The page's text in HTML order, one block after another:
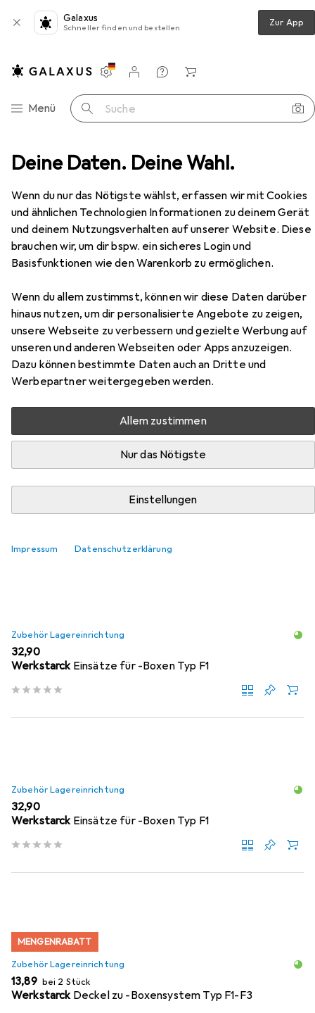
Deine Daten. Deine Wahl.
Wenn du nur das Nötigste wählst, erfassen wir mit Cookies
und ähnlichen Technologien Informationen zu deinem Gerät
und deinem Nutzungsverhalten auf unserer Website. Diese
brauchen wir, um dir bspw. ein sicheres Login und
Basisfunktionen wie den Warenkorb zu ermöglichen.
Wenn du allem zustimmst, können wir diese Daten darüber
hinaus nutzen, um dir personalisierte Angebote zu zeigen,
unsere Webseite zu verbessern und gezielte Werbung auf
unseren und anderen Webseiten oder Apps anzuzeigen.
Dazu können bestimmte Daten auch an Dritte und
Werbepartner weitergegeben werden.
Allem zustimmen
Nur das Nötigste
Einstellungen
Impressum Datenschutzerklärung
Galaxus
Schneller finden und bestellen Zur App
Navigation nach Kategorien
Menü Suche
Einstellungen
Kundenkonto
Vergleichslisten
Merklisten
Warenkorb
Werkstarck Boxen Typ F1 zu -Boxensystem
WerkstarckBoxen Typ F1 zu -
Boxensystem
Zubehör für Werkstarck Boxen
Typ F1 zu -Boxensystem
Hier findest du passendes Zubehör zum Produkt
Werkstarck Boxen Typ F1 zu -Boxensystem aus der
Kategorie Zubehör Lagereinrichtung.
Relevanz
WerkstarckEinsätze für -Boxen Typ F1
Zubehör Lagereinrichtung
EUR
32,90
Werkstarck Einsätze für -Boxen Typ F1
Zubehör Lagereinrichtung
EUR
32,90
Werkstarck Einsätze für -Boxen Typ F1
MENGENRABATT
Zubehör Lagereinrichtung
EUR
13,89 bei 2 Stück
Werkstarck Deckel zu -Boxensystem Typ F1-F3